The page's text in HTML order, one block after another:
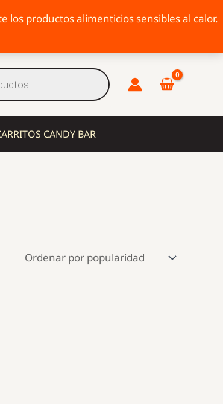
productos alimenticios sensibles al calor.
CANDY BAR